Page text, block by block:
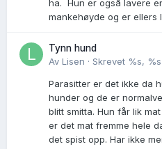
ha. Hun er også lavere
mankehøyde og er ellers
Tynn hund
Av Lisen · Skrevet %s, %s
Parasitter er det ikke da
hunder og de er
blitt smitta. Hun får lik
er det mat fremme hele
det spist opp. Har ikke